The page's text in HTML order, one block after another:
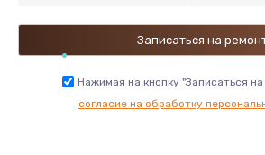
Нажимая на кнопку "Записаться
согласие на обработку